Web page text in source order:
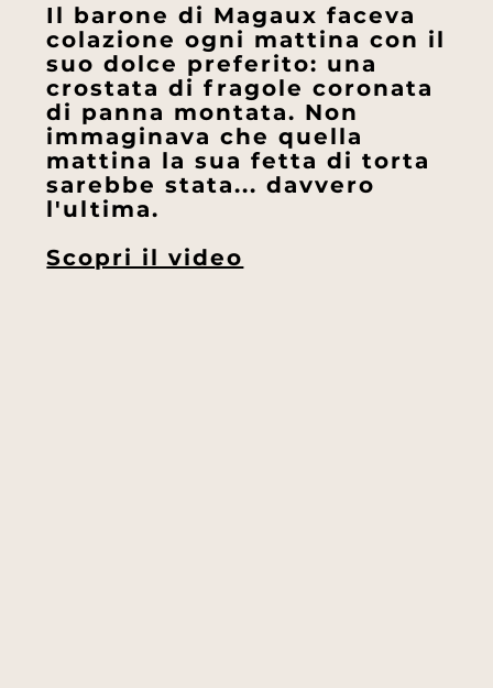
Il barone di Magaux faceva
colazione ogni mattina con il
suo dolce preferito: una
crostata di fragole coronata
di panna montata. Non
immaginava che quella
mattina la sua fetta di torta
sarebbe stata... davvero
l'ultima.
Scopri il video